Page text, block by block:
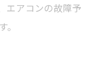
エアコンの故障予